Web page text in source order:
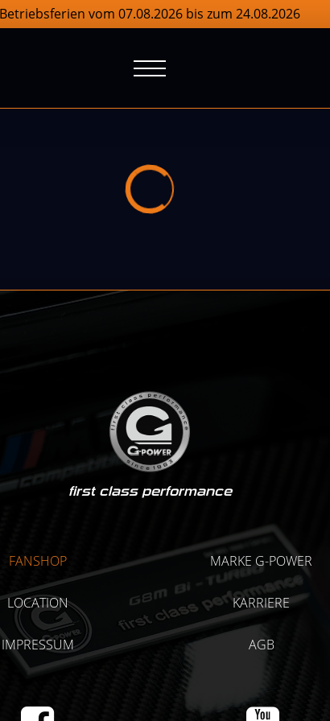
Betriebsferien vom 07.08.2026 bis zum 24.08.2026
first class performance
FANSHOP MARKE G-POWER
LOCATION KARRIERE
IMPRESSUM AGB